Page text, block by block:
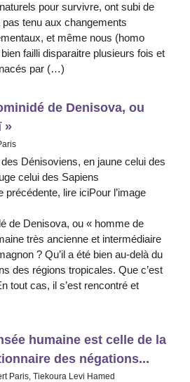
pour survivre, ont subi de
tenu aux changements
et même nous (homo
failli disparaitre plusieurs fois et
par (…)
de Denisova, ou
»
Dénisoviens, en jaune celui des
celui des Sapiens
précédente, lire iciPour l’image
de Denisova, ou « homme de
très ancienne et intermédiaire
? Qu’il a été bien au-delà du
des régions tropicales. Que c’est
tout cas, il s’est rencontré et
humaine est celle de la
des négations...
Paris, Tiekoura Levi Hamed